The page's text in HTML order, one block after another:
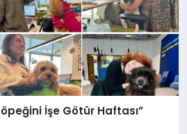
İşe Götür Haftası”